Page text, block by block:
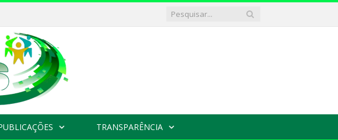
TRANSPARÊNCIA